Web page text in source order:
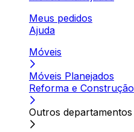
Meus pedidos
Ajuda
Móveis
Móveis Planejados
Reforma e Construção
Outros departamentos